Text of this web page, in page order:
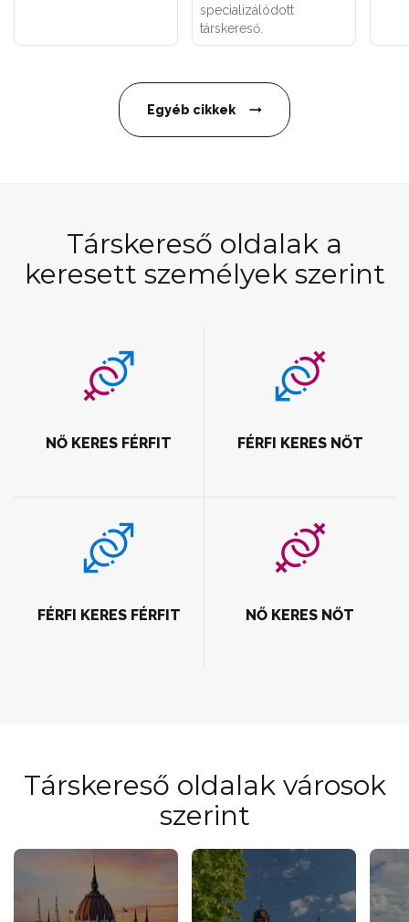
specializálódott
társkereső.
Egyéb cikkek
Társkereső oldalak a
keresett személyek szerint
NŐ KERES FÉRFIT FÉRFI KERES NŐT
FÉRFI KERES FÉRFIT NŐ KERES NŐT
Társkereső oldalak városok
szerint